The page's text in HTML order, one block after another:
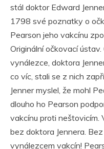
stál doktor Edward
1798 své poznatky o
Pearson jeho vakcínu
Originální očkovací
vynálezce, doktora
co víc, stali se z nich
Jenner myslel, že mohl
dlouho ho Pearson
vakcínu proti neštovicím.
bez doktora Jennera.
vynálezcem vakcín!